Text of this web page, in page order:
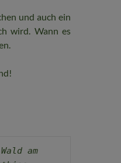
und auch ein
wird. Wann es
am